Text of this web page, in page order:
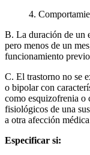
4.
B. La duración de un
pero menos de un
funcionamiento
C. El trastorno no se
o bipolar con
como esquizofrenia o
fisiológicos de una
a otra afección
Especificar si: